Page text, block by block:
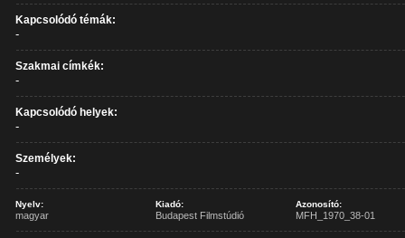
Kapcsolódó témák:
-
Szakmai címkék:
-
Kapcsolódó helyek:
-
Személyek:
-
Nyelv:
magyar
Kiadó:
Budapest Filmstúdió
Azonosító:
MFH_1970_38-01